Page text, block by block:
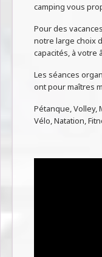
camping vous
Pour des
notre large choix
capacités, à votre
Les séances
ont pour maîtres
Pétanque, Volley,
Vélo, Natation,